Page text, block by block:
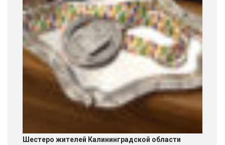
Шестеро жителей Калининградской области